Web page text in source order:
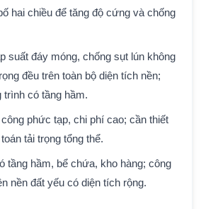
hai chiều để tăng độ cứng và chống
suất đáy móng, chống sụt lún không
đều trên toàn bộ diện tích nền;
có tầng hầm.
phức tạp, chi phí cao; cần thiết
tải trọng tổng thể.
tầng hầm, bể chứa, kho hàng; công
nền đất yếu có diện tích rộng.